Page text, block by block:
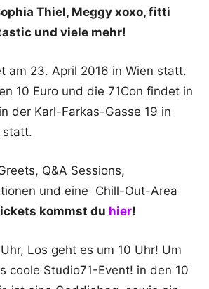
Thiel, Meggy xoxo, fitti
und viele mehr!
am 23. April 2016 in Wien statt.
10 Euro und die 71Con findet in
der Karl-Farkas-Gasse 19 in
statt.
Q&A Sessions,
und eine Chill-Out-Area
kommst du hier!
Los geht es um 10 Uhr! Um
coole Studio71-Event! in den 10